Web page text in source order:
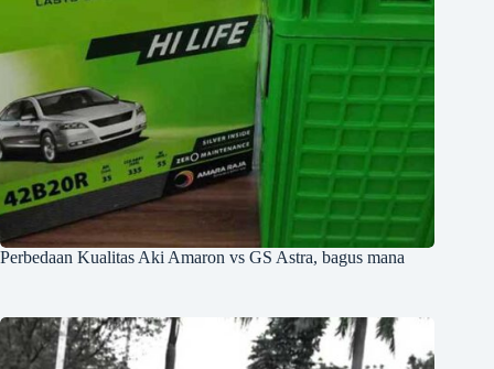
Perbedaan Kualitas Aki Amaron vs GS Astra, bagus mana